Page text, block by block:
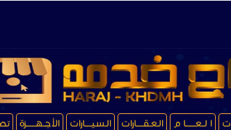
ا لــعـــــــا م الـعـقـــــارات الـسـيـــــارات الأجــهـــــــزة